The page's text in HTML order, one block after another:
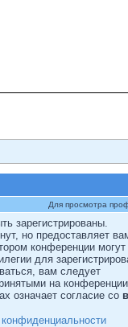
Для просмотра
зарегистрированы.
но предоставляет
конференции
для
вам следует
на
означает согласие со